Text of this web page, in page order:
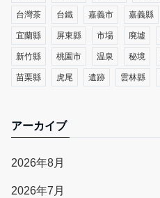
台灣茶 台鐵 嘉義市 嘉義縣
宜蘭縣 屏東縣 市場 廃墟
新竹縣 桃園市 温泉 秘境
苗栗縣 虎尾 遺跡 雲林縣
アーカイブ
2026年8月
2026年7月